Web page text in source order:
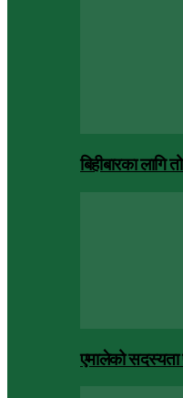
बिहीबारका लागि
एमालेको सदस्यता